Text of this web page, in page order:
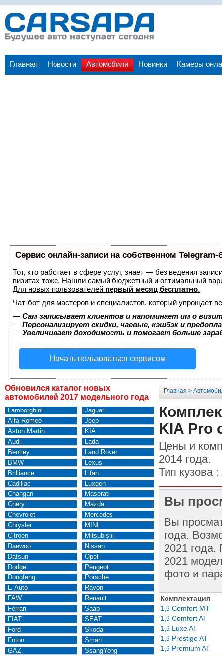
Главная Новости Автомобили Новинки Камеры
Сервис онлайн-записи на собственном Telegram-
Тот, кто работает в сфере услуг, знает — без ведения
визитах тоже. Нашли самый бюджетный и оптимальный
Для новых пользователей первый месяц бесплатно.
Чат-бот для мастеров и специалистов, который упрощает
— Сам записывает клиентов и напоминает им о
— Персонализирует скидки, чаевые, кэшбэк и
— Увеличивает доходимость и помогает больше
Начать пользоваться сервисом
Обновился каталог новых
автомобилей 2017 модельного года
Lamborghini
Alfa Romeo
Aston Martin
Audi
Bentley
BMW
Brilliance
Cadillac
Changan
Chery
Chevrolet
Chrysler
Citroen
Daewoo
Datsun
Dodge
Dongfeng
E-Auto
FAW
Ferrari
FIAT
Ford
Foton
GAZ
Jaguar
Jeep
KIA
Lada
Land Rover
Lexus
Lifan
Luxgen
Maserati
Mazda
Mercedes
MINI
Mitsubishi
Nissan
Opel
Peugeot
Porsche
Ravon
Renault
Saab
SEAT
Skoda
Smart
SsangYong
Главная >
KIA Pro
Цены и
2014 года.
Тип кузова :
Вы
Вы
года.
2021 года.
2021
фото и
Комплектация
1,6 Comfort MT
1,6 Comfort AT
1,6 Luxe AT
1,6 Prestige AT
1,6 Premium AT